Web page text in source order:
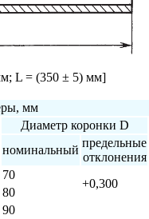
L = (350 ± 5) мм]
мм
Диаметр коронки D
номинальный
предельные
отклонения
70
+0,300
80
90